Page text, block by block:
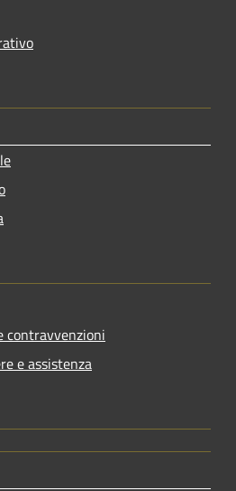
contravvenzioni
e assistenza